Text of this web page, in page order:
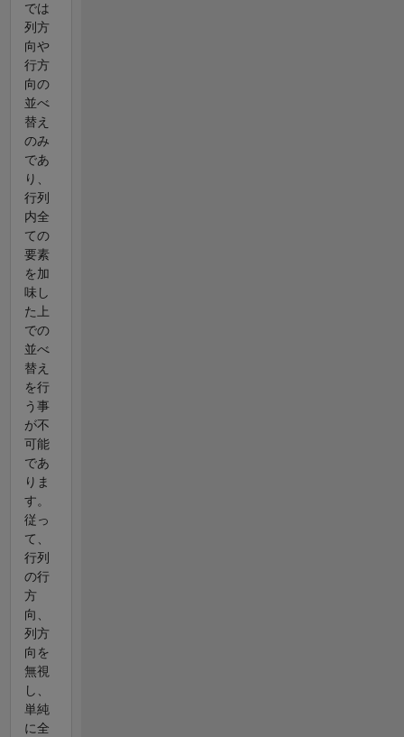
では
列方
向や
行方
向の
並べ
替え
のみ
であ
り、
行列
内全
ての
要素
を加
味し
た上
での
並べ
替え
を行
う事
が不
可能
であ
りま
す。
従っ
て、
行列
の行
方
向、
列方
向を
無視
し、
単純
に全